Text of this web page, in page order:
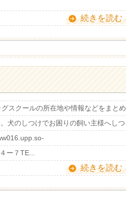
続きを読む
スクールの所在地や情報などをまとめ
犬のしつけでお困りの飼い主様へしつ
ー７TE...
続きを読む